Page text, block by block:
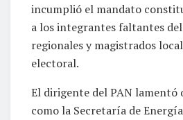
incumplió el mandato
a los integrantes faltantes
regionales y magistrados
electoral.
El dirigente del PAN lamentó
como la Secretaría de